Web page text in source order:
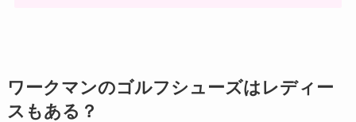
ワークマンのゴルフシューズはレディー
スもある？